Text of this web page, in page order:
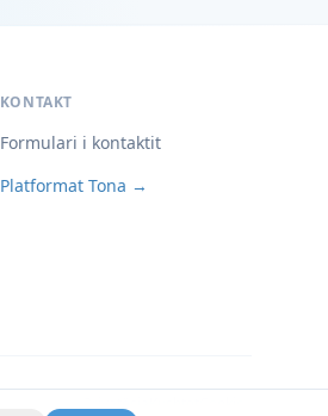
KONTAKT
Formulari i kontaktit
Platformat Tona →